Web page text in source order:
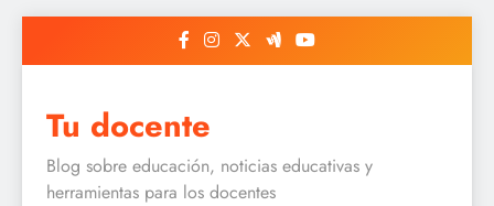
Tu docente
Blog sobre educación, noticias educativas y
herramientas para los docentes